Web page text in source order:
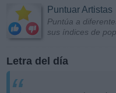
Puntuar Artistas
Puntúa a
sus índices de
Letra del día